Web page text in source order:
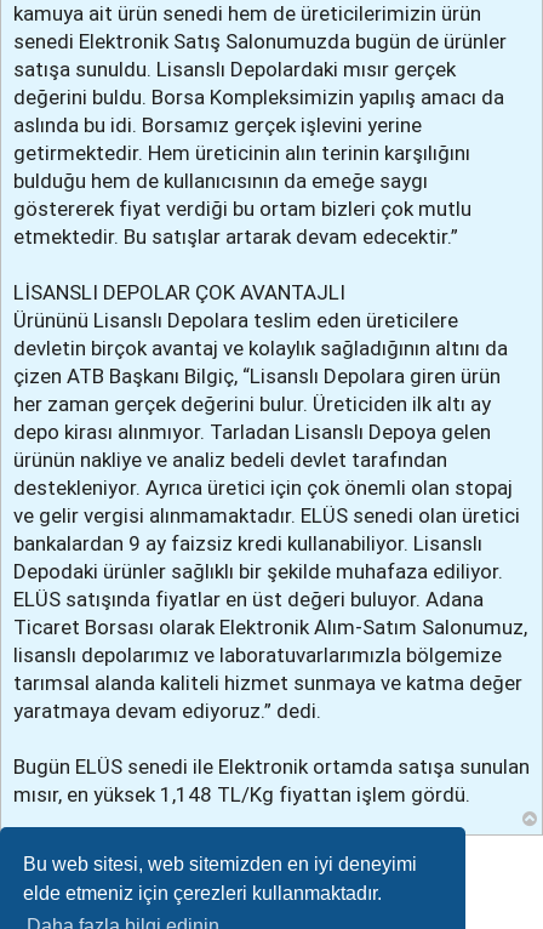
Bu web sitesi, web sitemizden en iyi deneyimi
elde etmeniz için çerezleri kullanmaktadır.
kamuya ait ürün senedi hem de üreticilerimizin ürün
senedi Elektronik Satış Salonumuzda bugün de ürünler
satışa sunuldu. Lisanslı Depolardaki mısır gerçek
değerini buldu. Borsa Kompleksimizin yapılış amacı da
aslında bu idi. Borsamız gerçek işlevini yerine
getirmektedir. Hem üreticinin alın terinin karşılığını
bulduğu hem de kullanıcısının da emeğe saygı
göstererek fiyat verdiği bu ortam bizleri çok mutlu
etmektedir. Bu satışlar artarak devam edecektir.”
LİSANSLI DEPOLAR ÇOK AVANTAJLI
Ürününü Lisanslı Depolara teslim eden üreticilere
devletin birçok avantaj ve kolaylık sağladığının altını da
çizen ATB Başkanı Bilgiç, “Lisanslı Depolara giren ürün
her zaman gerçek değerini bulur. Üreticiden ilk altı ay
depo kirası alınmıyor. Tarladan Lisanslı Depoya gelen
ürünün nakliye ve analiz bedeli devlet tarafından
destekleniyor. Ayrıca üretici için çok önemli olan stopaj
ve gelir vergisi alınmamaktadır. ELÜS senedi olan üretici
bankalardan 9 ay faizsiz kredi kullanabiliyor. Lisanslı
Depodaki ürünler sağlıklı bir şekilde muhafaza ediliyor.
ELÜS satışında fiyatlar en üst değeri buluyor. Adana
Ticaret Borsası olarak Elektronik Alım-Satım Salonumuz,
lisanslı depolarımız ve laboratuvarlarımızla bölgemize
tarımsal alanda kaliteli hizmet sunmaya ve katma değer
yaratmaya devam ediyoruz.” dedi.
Bugün ELÜS senedi ile Elektronik ortamda satışa sunulan
mısır, en yüksek 1,148 TL/Kg fiyattan işlem gördü.
Cevapla